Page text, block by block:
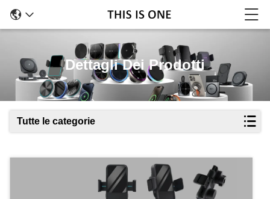
Dettagli Dei Prodotti
Tutte le categorie